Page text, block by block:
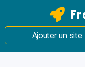
Ajouter un site